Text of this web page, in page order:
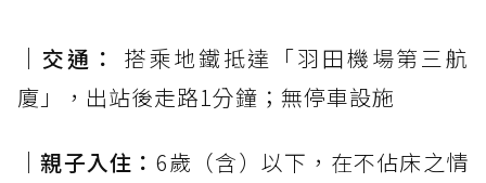
｜交通：
搭乘地鐵抵達「羽田機場第三航
廈」，出站後走路1分鐘；無停車設施
｜親子入住： 6歲（含）以下，在不佔床之情